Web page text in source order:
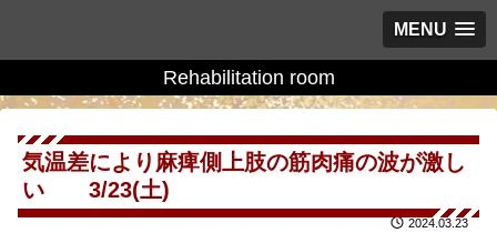
MENU
Rehabilitation room
気温差により麻痺側上肢の筋肉痛の波が激し
い 3/23(土)
2024.03.23